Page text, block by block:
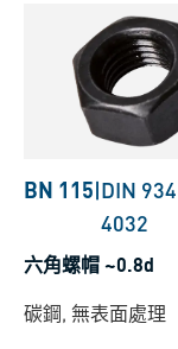
BN 115|DIN 934
4032
六角螺帽 ~0.8d
碳鋼, 無表面處理